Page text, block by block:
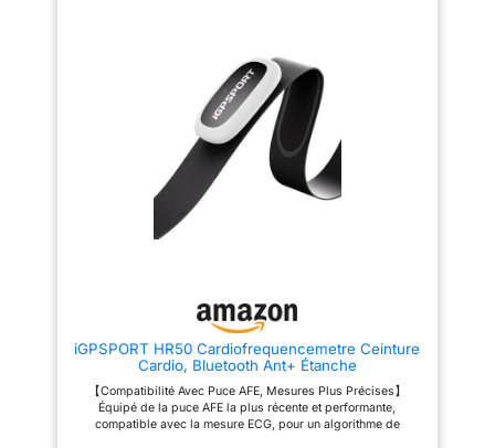
pour un ajustement confortable,
précis, sans interférences.
Remplacer tous les 6 mois pour
les performances.
POLYVALENCE : cyclisme,
course, natation, aviron ou salle
de sport. Étanche jusqu’à 30
mètres et mémoire interne pour
une séance sans téléphone ni
iGPSPORT HR50 Cardiofrequencemetre Ceinture
Cardio, Bluetooth Ant+ Étanche
【Compatibilité Avec Puce AFE, Mesures Plus Précises】
Équipé de la puce AFE la plus récente et performante,
compatible avec la mesure ECG, pour un algorithme de